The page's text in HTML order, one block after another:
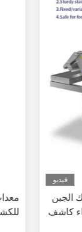
فيديو
الجبن
كاشف